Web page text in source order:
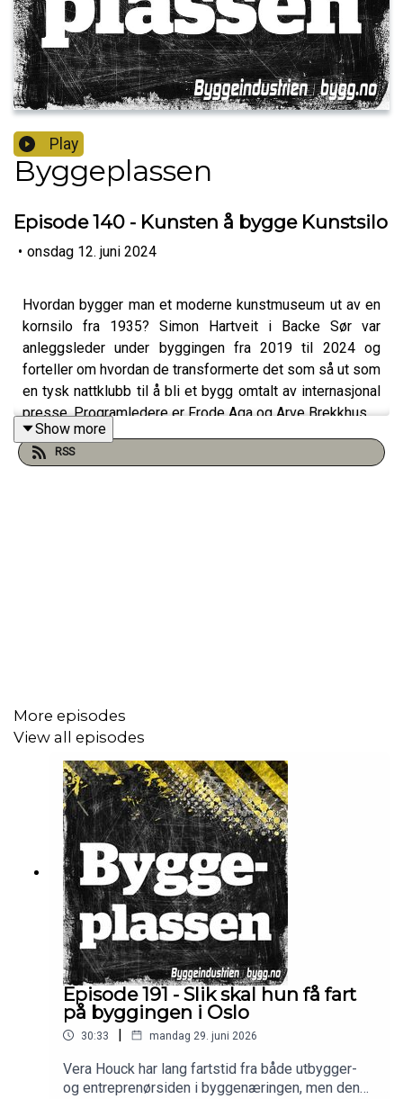
Play
Byggeplassen
Episode 140 - Kunsten å bygge Kunstsilo
• onsdag 12. juni 2024
Hvordan bygger man et moderne kunstmuseum ut av en
kornsilo fra 1935? Simon Hartveit i Backe Sør var
anleggsleder under byggingen fra 2019 til 2024 og
forteller om hvordan de transformerte det som så ut som
en tysk nattklubb til å bli et bygg omtalt av internasjonal
presse. Programledere er Frode Aga og Arve Brekkhus.
Show more
RSS
More episodes
View all episodes
Episode 191 - Slik skal hun få fart
på byggingen i Oslo
30:33 | mandag 29. juni 2026
Vera Houck har lang fartstid fra både utbygger-
og entreprenørsiden i byggenæringen, men den